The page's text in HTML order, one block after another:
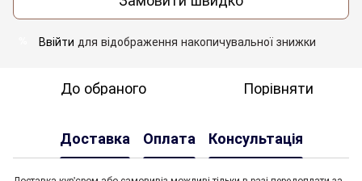
Ввійти для відображення накопичувальної знижки
До обраного Порівняти
Доставка Оплата Консультація